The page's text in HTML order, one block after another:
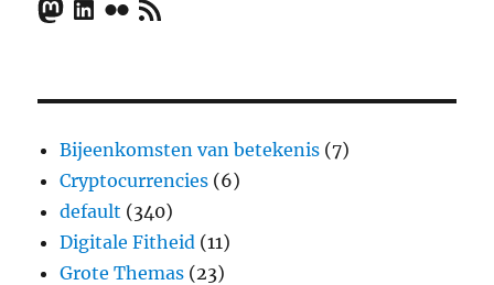
Mastodon
LinkedIn
FlickrRSS Feed
Bijeenkomsten van betekenis (7)
Cryptocurrencies (6)
default (340)
Digitale Fitheid (11)
Grote Themas (23)